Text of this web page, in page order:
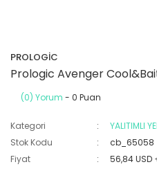
PROLOGİC
Prologic Avenger
(0) Yorum - 0 Puan
Kategori
YALITIMLI
Stok Kodu
cb_65058
Fiyat
56,84 USD